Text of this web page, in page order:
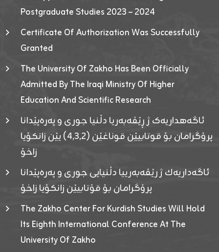
Postgraduate Studies 2023 – 2024
Certificate Of Authorization Was Successfully
Granted
The University Of Zakho Has Been Officially
Admitted By The Iraqi Ministry Of Higher
Education And Scientific Research
ئاگەهداریەک ژ ڕێڤەبەریا دڵنیا جوری و پەرەپێدانا
پرۆگرامان بۆ قوتابیێن قوناغێن (٤٫٣٫٢) یێن زانکۆیا
زاخۆ
ئاگەداریەك ژ رێڤەبەرییا دڵنیایی جوری و پەرەپێدانا
پرۆگرامان بۆ قۆتابیێن زانکۆیا زاخۆ
The Zakho Center For Kurdish Studies Will Hold
Its Eighth International Conference At The
University Of Zakho